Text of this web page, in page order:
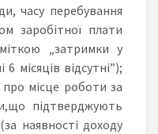
часу перебування
заробітної плати
„затримки у
місяців відсутні”);
місце роботи за
підтверджують
наявності доходу